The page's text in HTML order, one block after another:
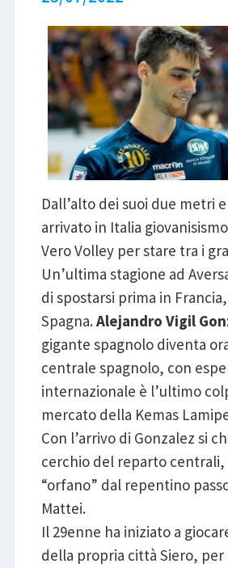
Dall’alto dei suoi due metri
arrivato in Italia
Vero Volley per stare tra i
Un’ultima stagione ad
di spostarsi prima in
Spagna.Alejandro Vigil
gigante spagnolo diventa
centrale spagnolo, con
internazionale è l’ultimo
mercato della Kemas
Con l’arrivo di Gonzalez si
cerchio del reparto centrali,
“orfano” dal repentino
Mattei.
Il 29enne ha iniziato a
della propria città Siero, per